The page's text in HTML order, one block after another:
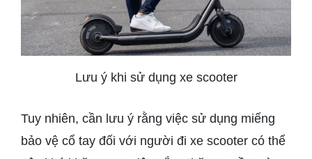
Lưu ý khi sử dụng xe scooter
Tuy nhiên, cần lưu ý rằng việc sử dụng miếng
bảo vệ cổ tay đối với người đi xe scooter có thể